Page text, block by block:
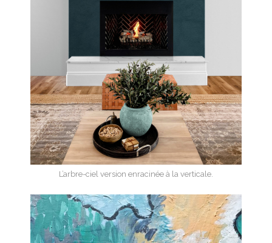
L’arbre-ciel version enracinée à la verticale.